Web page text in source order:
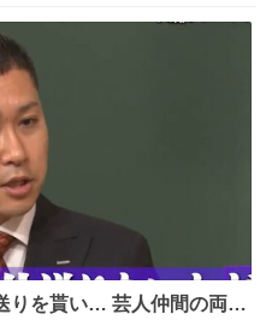
りを貰い… 芸人仲間の両親